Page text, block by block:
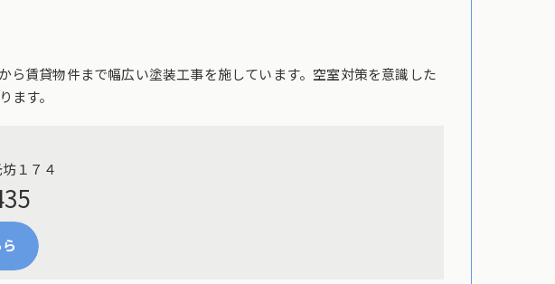
賃貸物件まで幅広い塗装工事を施しています。空室対策を意識した
ます。
１７４